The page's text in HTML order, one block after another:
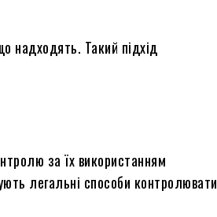
надходять. Такий підхід
за їх використанням
легальні способи контролювати